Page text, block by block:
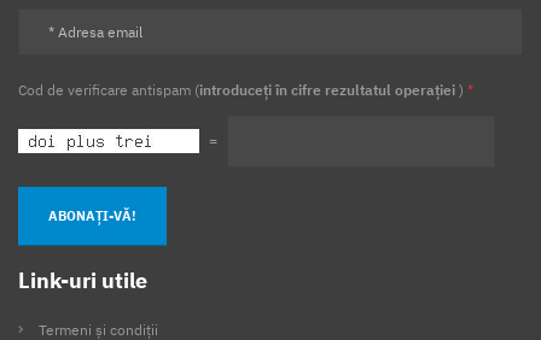
Cod de verificare antispam (introduceți în cifre rezultatul operației ) *
=
ABONAȚI-VĂ!
Link-uri utile
Termeni și condiții